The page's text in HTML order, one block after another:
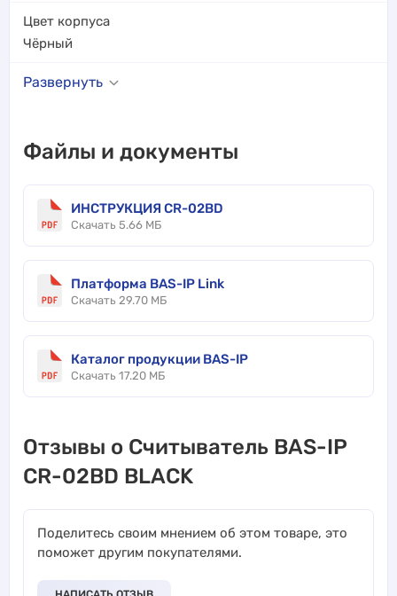
Цвет корпуса
Чёрный
Развернуть
Файлы и документы
ИНСТРУКЦИЯ CR-02BD
Скачать 5.66 МБ
Платформа BAS-IP Link
Скачать 29.70 МБ
Каталог продукции BAS-IP
Скачать 17.20 МБ
Отзывы о Считыватель BAS-IP
CR-02BD BLACK
Поделитесь своим мнением об этом товаре, это
поможет другим покупателями.